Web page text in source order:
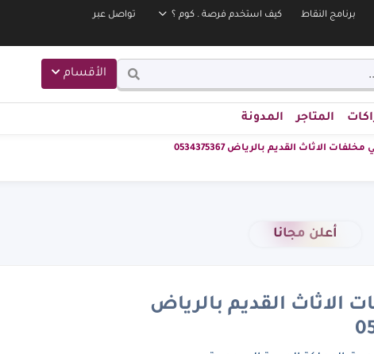
برنامج النقاط كيف استخدم فرصة . كوم ؟
تواصل عبر
الأقسام
المتاجر المدونة
مخلفات الاثاث القديم بالرياض 0534375367
أعلن مجانا
الاثاث القديم بالرياض